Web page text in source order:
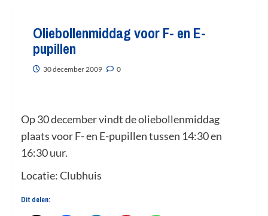
Oliebollenmiddag voor F- en E-
pupillen
30 december 2009 0
Op 30 december vindt de oliebollenmiddag
plaats voor F- en E-pupillen tussen 14:30 en
16:30 uur.
Locatie: Clubhuis
Dit delen: